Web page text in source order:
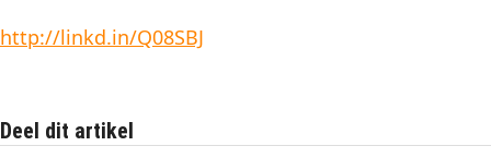
http://linkd.in/Q08SBJ
Deel dit artikel